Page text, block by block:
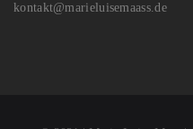
kontakt@marieluisemaass.de